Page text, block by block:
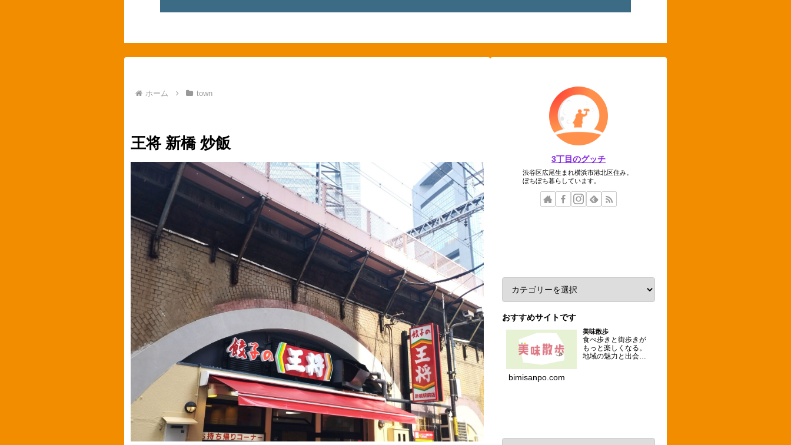
ホーム town
王将 新橋 炒飯
3丁目のグッチ
渋谷区広尾生まれ横浜市港北区住み。
ぼちぼち暮らしています。
おすすめサイトです
美味散歩
食べ歩きと街歩きが
もっと楽しくなる。
地域の魅力と出会え
bimisanpo.com